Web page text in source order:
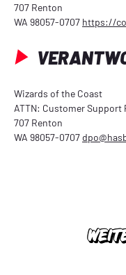
707 Renton
WA 98057-0707 https://
Wizards of the Coast
ATTN: Customer Support
707 Renton
WA 98057-0707